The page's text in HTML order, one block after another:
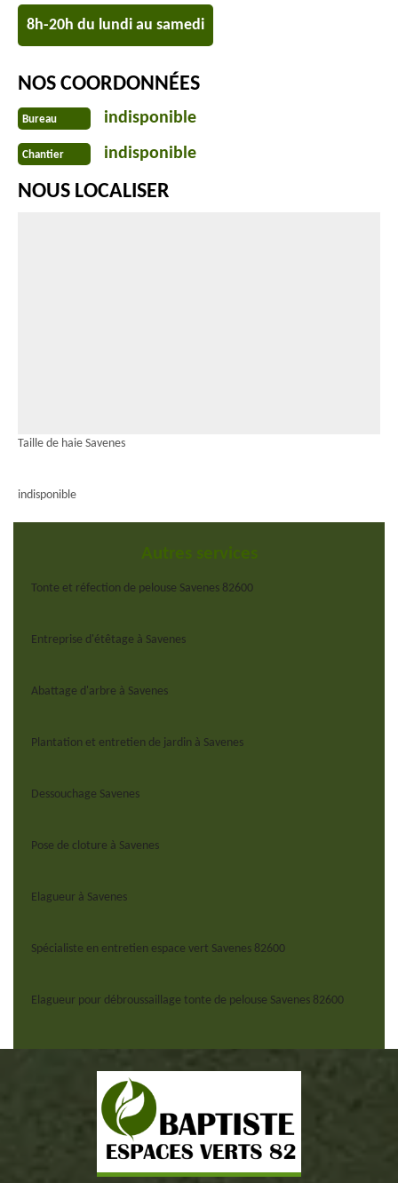
8h-20h du lundi au samedi
NOS COORDONNÉES
Bureau indisponible
Chantier indisponible
NOUS LOCALISER
Taille de haie Savenes
indisponible
Autres services
Tonte et réfection de pelouse Savenes 82600
Entreprise d'étêtage à Savenes
Abattage d'arbre à Savenes
Plantation et entretien de jardin à Savenes
Dessouchage Savenes
Pose de cloture à Savenes
Elagueur à Savenes
Spécialiste en entretien espace vert Savenes 82600
Elagueur pour débroussaillage tonte de pelouse Savenes 82600